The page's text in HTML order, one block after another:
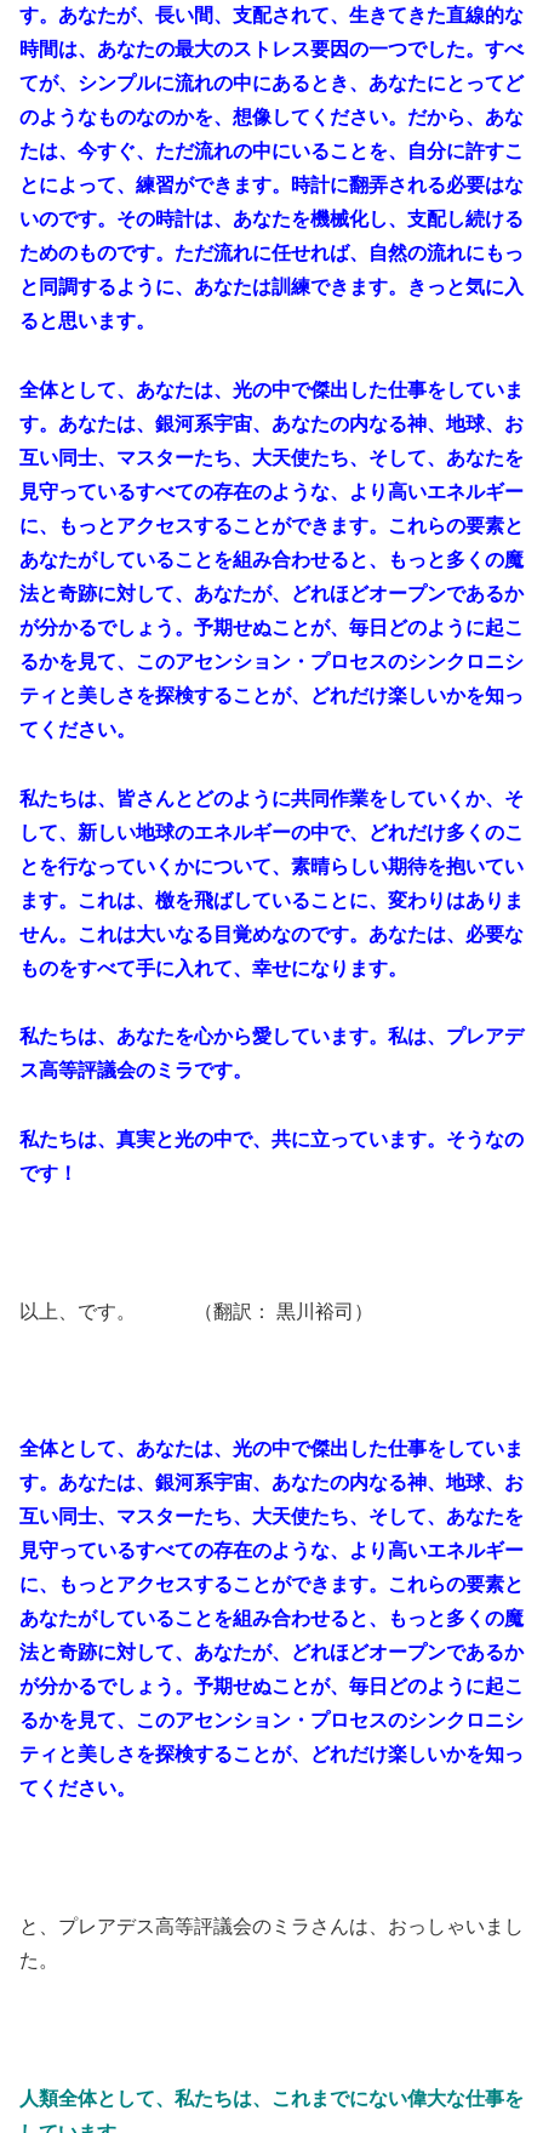
す。あなたが、長い間、支配されて、生きてきた直線的な
時間は、あなたの最大のストレス要因の一つでした。すべ
てが、シンプルに流れの中にあるとき、あなたにとってど
のようなものなのかを、想像してください。だから、あな
たは、今すぐ、ただ流れの中にいることを、自分に許すこ
とによって、練習ができます。時計に翻弄される必要はな
いのです。その時計は、あなたを機械化し、支配し続ける
ためのものです。ただ流れに任せれば、自然の流れにもっ
と同調するように、あなたは訓練できます。きっと気に入
ると思います。
全体として、あなたは、光の中で傑出した仕事をしていま
す。あなたは、銀河系宇宙、あなたの内なる神、地球、お
互い同士、マスターたち、大天使たち、そして、あなたを
見守っているすべての存在のような、より高いエネルギー
に、もっとアクセスすることができます。これらの要素と
あなたがしていることを組み合わせると、もっと多くの魔
法と奇跡に対して、あなたが、どれほどオープンであるか
が分かるでしょう。予期せぬことが、毎日どのように起こ
るかを見て、このアセンション・プロセスのシンクロニシ
ティと美しさを探検することが、どれだけ楽しいかを知っ
てください。
私たちは、皆さんとどのように共同作業をしていくか、そ
して、新しい地球のエネルギーの中で、どれだけ多くのこ
とを行なっていくかについて、素晴らしい期待を抱いてい
ます。これは、檄を飛ばしていることに、変わりはありま
せん。これは大いなる目覚めなのです。あなたは、必要な
ものをすべて手に入れて、幸せになります。
私たちは、あなたを心から愛しています。私は、プレアデ
ス高等評議会のミラです。
私たちは、真実と光の中で、共に立っています。そうなの
です！
以上、です。 （翻訳： 黒川裕司）
全体として、あなたは、光の中で傑出した仕事をしていま
す。あなたは、銀河系宇宙、あなたの内なる神、地球、お
互い同士、マスターたち、大天使たち、そして、あなたを
見守っているすべての存在のような、より高いエネルギー
に、もっとアクセスすることができます。これらの要素と
あなたがしていることを組み合わせると、もっと多くの魔
法と奇跡に対して、あなたが、どれほどオープンであるか
が分かるでしょう。予期せぬことが、毎日どのように起こ
るかを見て、このアセンション・プロセスのシンクロニシ
ティと美しさを探検することが、どれだけ楽しいかを知っ
てください。
と、プレアデス高等評議会のミラさんは、おっしゃいまし
た。
人類全体として、私たちは、これまでにない偉大な仕事を